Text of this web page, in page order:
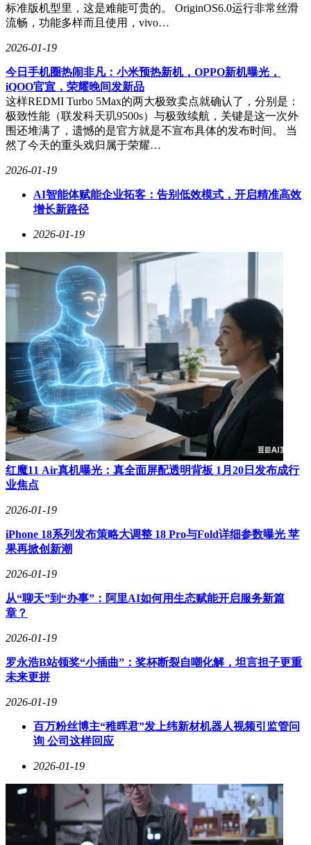
标准版机型里，这是难能可贵的。 OriginOS6.0运行非常丝滑
流畅，功能多样而且使用，vivo…
2026-01-19
今日手机圈热闹非凡：小米预热新机，OPPO新机曝光，
iQOO官宣，荣耀晚间发新品
这样REDMI Turbo 5Max的两大极致卖点就确认了，分别是：
极致性能（联发科天玑9500s）与极致续航，关键是这一次外
围还堆满了，遗憾的是官方就是不宣布具体的发布时间。 当
然了今天的重头戏归属于荣耀…
2026-01-19
AI智能体赋能企业拓客：告别低效模式，开启精准高效
增长新路径
2026-01-19
红魔11 Air真机曝光：真全面屏配透明背板 1月20日发布成行
业焦点
2026-01-19
iPhone 18系列发布策略大调整 18 Pro与Fold详细参数曝光 苹
果再掀创新潮
2026-01-19
从“聊天”到“办事”：阿里AI如何用生态赋能开启服务新篇
章？
2026-01-19
罗永浩B站领奖“小插曲”：奖杯断裂自嘲化解，坦言担子更重
未来更拼
2026-01-19
百万粉丝博主“稚晖君”发上纬新材机器人视频引监管问
询 公司这样回应
2026-01-19